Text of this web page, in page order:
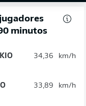
minutos
34,36 km/h
33,89 km/h